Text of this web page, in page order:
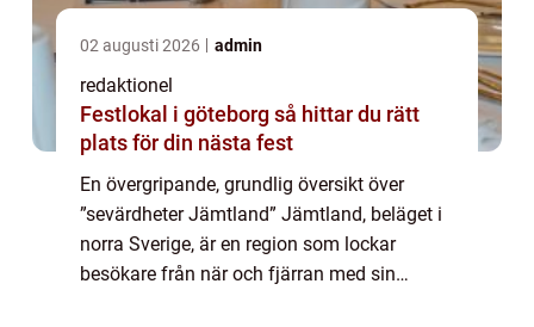
02 augusti 2026 admin
redaktionel
Festlokal i göteborg så hittar du rätt
plats för din nästa fest
En övergripande, grundlig översikt över
”sevärdheter Jämtland” Jämtland, beläget i
norra Sverige, är en region som lockar
besökare från när och fjärran med sin